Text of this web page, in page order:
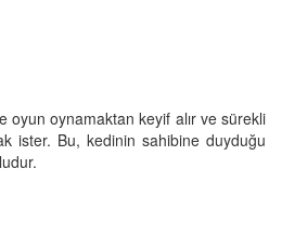
oyun oynamaktan keyif alır ve sürekli
ister. Bu, kedinin sahibine duyduğu